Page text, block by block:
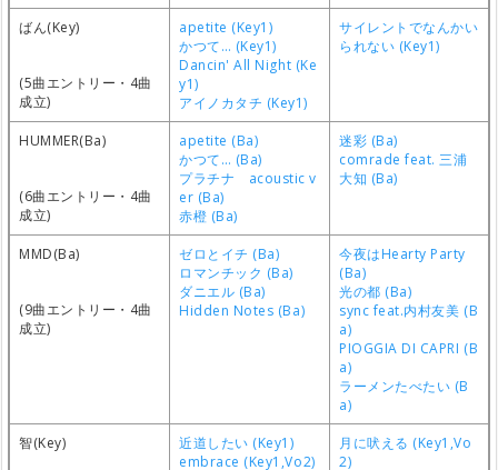
ばん(Key)
(5曲エントリー・4曲
成立)
apetite (Key1)
かつて… (Key1)
Dancin' All Night (Ke
y1)
アイノカタチ (Key1)
サイレントでなんかい
られない (Key1)
HUMMER(Ba)
(6曲エントリー・4曲
成立)
apetite (Ba)
かつて… (Ba)
プラチナ acoustic v
er (Ba)
赤橙 (Ba)
迷彩 (Ba)
comrade feat. 三浦
大知 (Ba)
MMD(Ba)
(9曲エントリー・4曲
成立)
ゼロとイチ (Ba)
ロマンチック (Ba)
ダニエル (Ba)
Hidden Notes (Ba)
今夜はHearty Party
(Ba)
光の都 (Ba)
sync feat.内村友美 (B
a)
PIOGGIA DI CAPRI (B
a)
ラーメンたべたい (B
a)
智(Key)
近道したい (Key1)
embrace (Key1,Vo2)
月に吠える (Key1,Vo
2)